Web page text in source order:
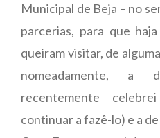
Municipal de Beja – no
parcerias, para que
queiram visitar, de
nomeadamente, a
recentemente
continuar a fazê-lo) e a